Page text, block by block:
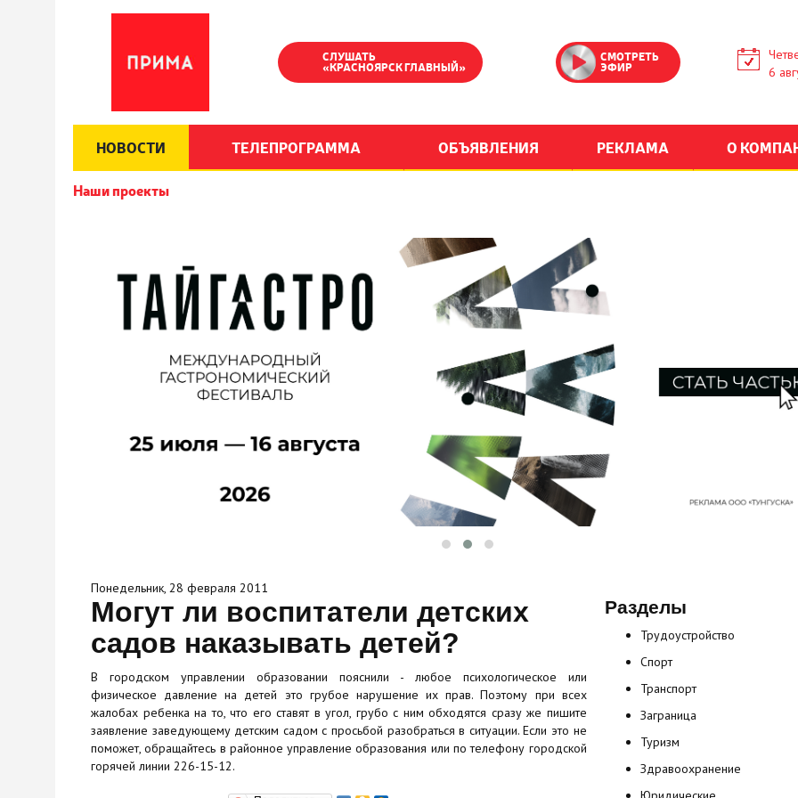
СЛУШАТЬ
«КРАСНОЯРСК ГЛАВНЫЙ»
СМОТРЕТЬ
ЭФИР
6
НОВОСТИ ТЕЛЕПРОГРАММА ОБЪЯВЛЕНИЯ РЕКЛАМА О
Наши проекты
Понедельник, 28 февраля 2011
Могут ли воспитатели детских
садов наказывать детей?
В городском управлении образовании пояснили - любое психологическое или
физическое давление на детей это грубое нарушение их прав. Поэтому при всех
жалобах ребенка на то, что его ставят в угол, грубо с ним обходятся сразу же пишите
заявление заведующему детским садом с просьбой разобраться в ситуации. Если это не
поможет, обращайтесь в районное управление образования или по телефону городской
горячей линии 226-15-12.
Разделы
Трудоустройство
Спорт
Транспорт
Заграница
Туризм
Здравоохранение